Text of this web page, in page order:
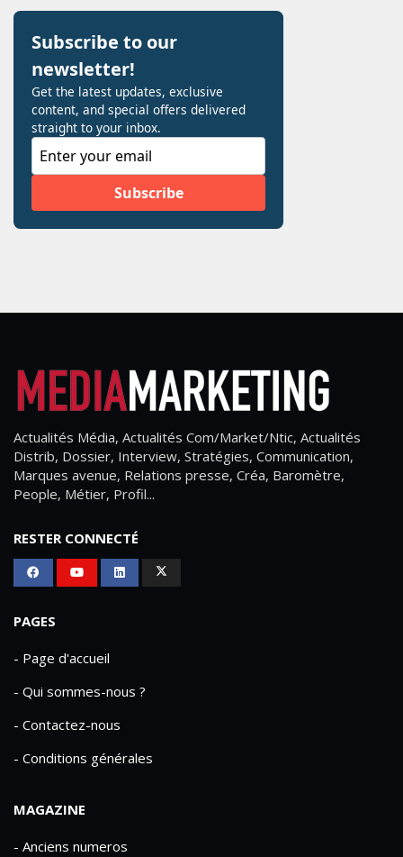
Actualités Média, Actualités Com/Market/Ntic, Actualités
Distrib, Dossier, Interview, Stratégies, Communication,
Marques avenue, Relations presse, Créa, Baromètre,
People, Métier, Profil...
RESTER CONNECTÉ
PAGES
- Page d'accueil
- Qui sommes-nous ?
- Contactez-nous
- Conditions générales
MAGAZINE
- Anciens numeros